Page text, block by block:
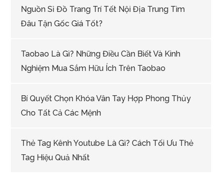
Nguồn Sỉ Đồ Trang Trí Tết Nội Địa Trung Tìm
Đâu Tận Gốc Giá Tốt?
Taobao Là Gì? Những Điều Cần Biết Và Kinh
Nghiệm Mua Sắm Hữu Ích Trên Taobao
Bí Quyết Chọn Khóa Vân Tay Hợp Phong Thủy
Cho Tất Cả Các Mệnh
Thẻ Tag Kênh Youtube Là Gì? Cách Tối Ưu Thẻ
Tag Hiệu Quả Nhất